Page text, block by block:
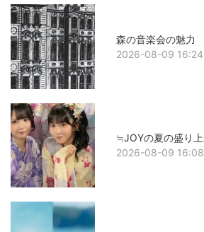
森の音楽会の魅力
2026-08-09
≒JOYの夏の盛り上
2026-08-09